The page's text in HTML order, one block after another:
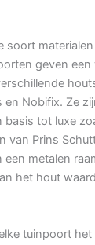
soort
geven een
en Nobifix. Ze
basis tot luxe
van Prins
metalen
het hout
tuinpoort het